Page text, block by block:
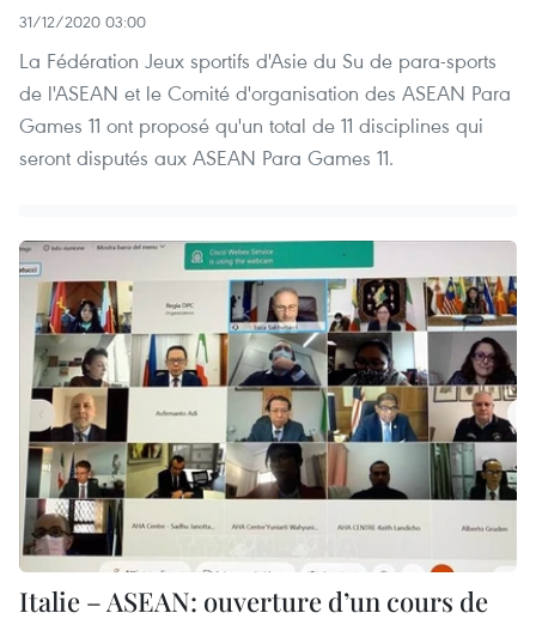
31/12/2020 03:00
La Fédération Jeux sportifs d'Asie du Su de para-sports
de l'ASEAN et le Comité d'organisation des ASEAN Para
Games 11 ont proposé qu'un total de 11 disciplines qui
seront disputés aux ASEAN Para Games 11.
Italie – ASEAN: ouverture d’un cours de